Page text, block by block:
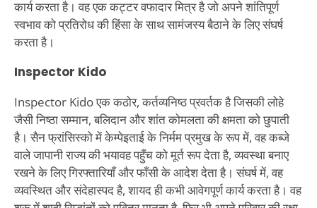
कार्य करता है। वह एक कट्टर वफादार मित्र है जो अपने शांतिपूर्ण
स्वभाव को प्रतिरोध की हिंसा के साथ सामंजस्य बैठाने के लिए संघर्ष
करता है।
Inspector Kido
Inspector Kido एक कठोर, कर्तव्यनिष्ठ प्रवर्तक है जिसकी लोहे
जैसी निष्ठा सम्मान, बलिदान और शांत कोमलता की क्षमता को छुपाती
है। सैन फ्रांसिस्को में केम्पेइताई के निर्मम प्रमुख के रूप में, वह कब्जे
वाले जापानी राज्य की भयावह पहुँच को मूर्त रूप देता है, व्यवस्था बनाए
रखने के लिए गिरफ्तारियाँ और फाँसी के आदेश देता है। संघर्ष में, वह
व्यवस्थित और संदेहास्पद है, शायद ही कभी आवेगपूर्ण कार्य करता है। वह